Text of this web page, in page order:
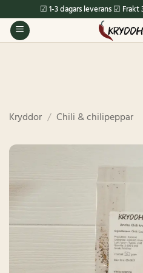
to
content
☑ 1-3 dagars leverans ☑
Kryddor / Chili & chilipeppar